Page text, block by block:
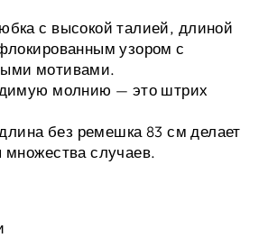
с высокой талией, длиной
узором с
мотивами.
молнию — это штрих
без ремешка 83 см делает
случаев.